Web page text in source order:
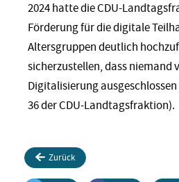
2024 hatte die CDU-
Förderung für die digitale
Altersgruppen deutlich
sicherzustellen, dass niemand
Digitalisierung
36 der CDU-Landtagsfraktion).
Zurück